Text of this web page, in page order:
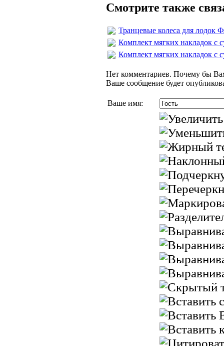
Смотрите также
Транцевые колеса для лодок
Комплект мягких накладок с
Комплект мягких накладок с
Нет комментариев. Почему бы
Ваше сообщение будет
Ваше имя: